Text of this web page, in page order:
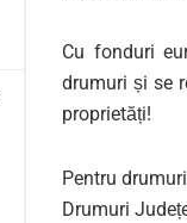
Cu fonduri
drumuri și se
proprietăți!
Pentru
Drumuri